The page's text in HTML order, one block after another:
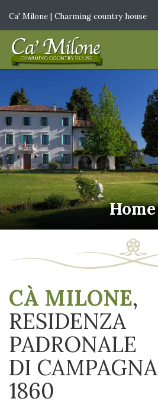
Ca' Milone | Charming country house
Home
CÀ MILONE,
RESIDENZA
PADRONALE
DI
1860